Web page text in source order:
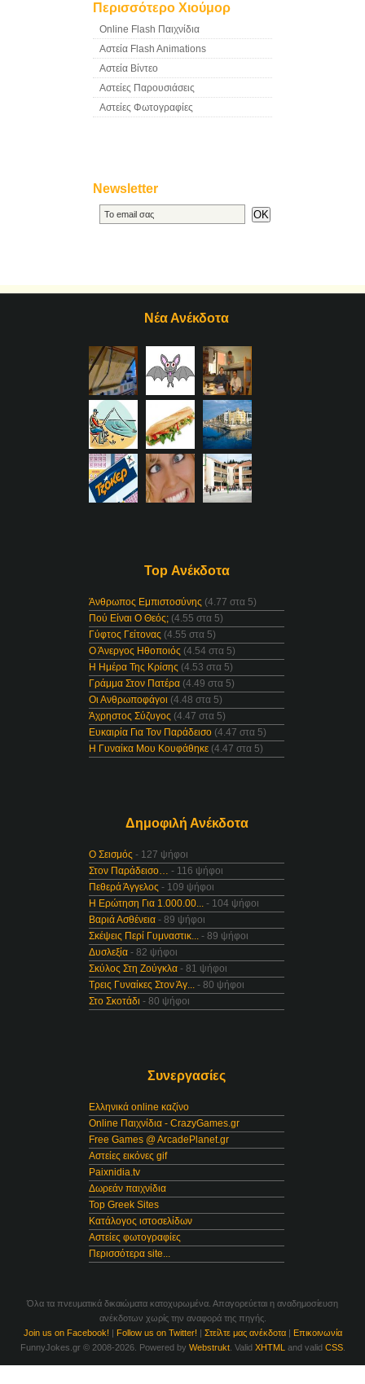
Περισσότερο Χιούμορ
Online Flash Παιχνίδια
Αστεία Flash Animations
Αστεία Βίντεο
Αστείες Παρουσιάσεις
Αστείες Φωτογραφίες
Newsletter
Νέα Ανέκδοτα
Top Ανέκδοτα
Άνθρωπος Εμπιστοσύνης (4.77 στα 5)
Πού Είναι Ο Θεός; (4.55 στα 5)
Γύφτος Γείτονας (4.55 στα 5)
Ο Άνεργος Ηθοποιός (4.54 στα 5)
Η Ημέρα Της Κρίσης (4.53 στα 5)
Γράμμα Στον Πατέρα (4.49 στα 5)
Οι Ανθρωποφάγοι (4.48 στα 5)
Άχρηστος Σύζυγος (4.47 στα 5)
Ευκαιρία Για Τον Παράδεισο (4.47 στα 5)
Η Γυναίκα Μου Κουφάθηκε (4.47 στα 5)
Δημοφιλή Ανέκδοτα
Ο Σεισμός - 127 ψήφοι
Στον Παράδεισο… - 116 ψήφοι
Πεθερά Άγγελος - 109 ψήφοι
Η Ερώτηση Για 1.000.00... - 104 ψήφοι
Βαριά Ασθένεια - 89 ψήφοι
Σκέψεις Περί Γυμναστικ... - 89 ψήφοι
Δυσλεξία - 82 ψήφοι
Σκύλος Στη Ζούγκλα - 81 ψήφοι
Τρεις Γυναίκες Στον Άγ... - 80 ψήφοι
Στο Σκοτάδι - 80 ψήφοι
Συνεργασίες
Ελληνικά online καζίνο
Online Παιχνίδια - CrazyGames.gr
Free Games @ ArcadePlanet.gr
Αστείες εικόνες gif
Paixnidia.tv
Δωρεάν παιχνίδια
Top Greek Sites
Κατάλογος ιστοσελίδων
Αστείες φωτογραφίες
Περισσότερα site...
Όλα τα πνευματικά δικαιώματα κατοχυρωμένα. Απαγορεύεται η αναδημοσίευση
ανέκδοτων χωρίς την αναφορά της πηγής.
Join us on Facebook! | Follow us on Twitter! | Στείλτε μας ανέκδοτα| Επικοινωνία
FunnyJokes.gr © 2008-2026. Powered by Webstrukt. Valid XHTML and valid CSS.